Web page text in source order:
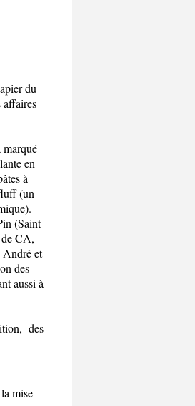
du
affaires
en
à
(un
(Saint-
CA,
André et
des
aussi à
des
mise